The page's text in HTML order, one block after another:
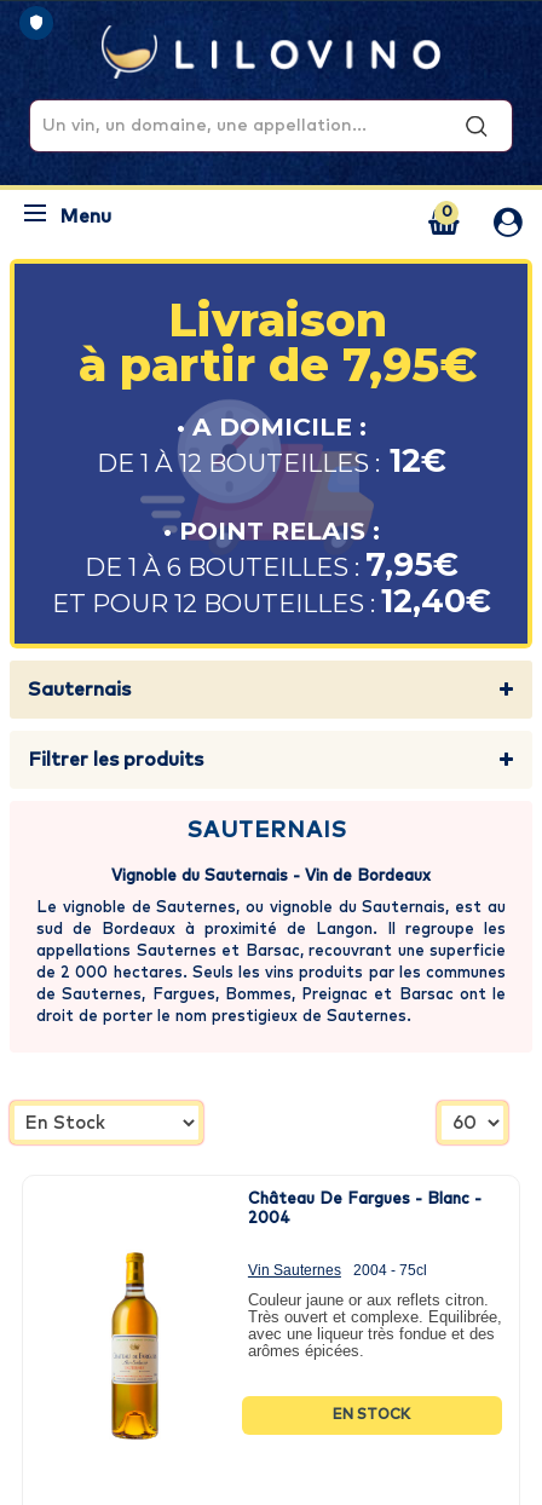
0
Menu
Livraison
à partir de 7,95€
• A DOMICILE :
DE 1 À 12 BOUTEILLES : 12€
• POINT RELAIS :
DE 1 À 6 BOUTEILLES : 7,95€
ET POUR 12 BOUTEILLES : 12,40€
Sauternais
Filtrer les produits
SAUTERNAIS
Vignoble du Sauternais - Vin de Bordeaux
Le vignoble de Sauternes, ou vignoble du Sauternais, est au
sud de Bordeaux à proximité de Langon. Il regroupe les
appellations Sauternes et Barsac, recouvrant une superficie
de 2 000 hectares. Seuls les vins produits par les communes
de Sauternes, Fargues, Bommes, Preignac et Barsac ont le
droit de porter le nom prestigieux de Sauternes.
Château De Fargues - Blanc -
2004
Vin Sauternes 2004 - 75cl
Couleur jaune or aux reflets citron.
Très ouvert et complexe. Equilibrée,
avec une liqueur très fondue et des
arômes épicées.
EN STOCK